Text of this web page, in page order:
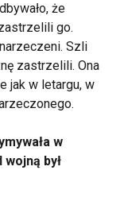
że
go.
Szli
zastrzelili. Ona
jak w letargu, w
w
był